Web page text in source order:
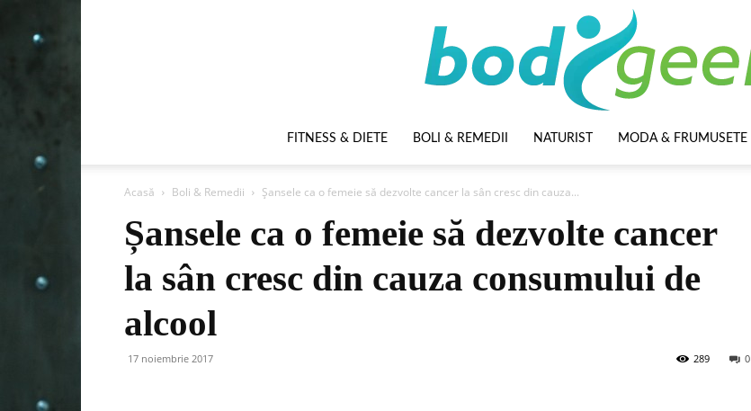
FITNESS & DIETE BOLI & REMEDII NATURIST MODA & FRUMUSETE
Acasă Boli & Remedii Șansele ca o femeie să dezvolte cancer la sân cresc din cauza...
Șansele ca o femeie să dezvolte cancer
la sân cresc din cauza consumului de
alcool
17 noiembrie 2017 0
289